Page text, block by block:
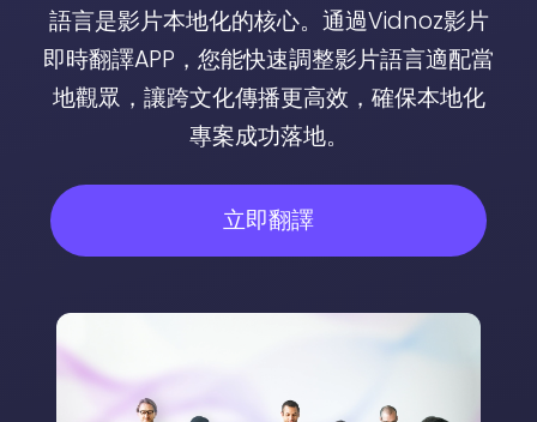
語言是影片本地化的核心。通過Vidnoz影片
即時翻譯APP，您能快速調整影片語言適配當
地觀眾，讓跨文化傳播更高效，確保本地化
專案成功落地。
立即翻譯